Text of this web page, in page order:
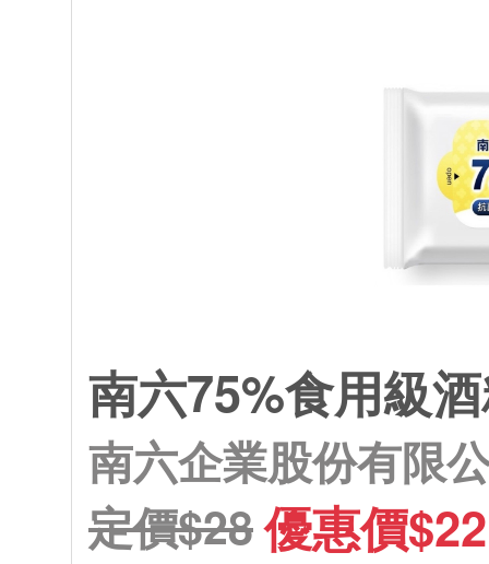
南六75%食用級
南六企業股份有限
定價$28優惠價$22